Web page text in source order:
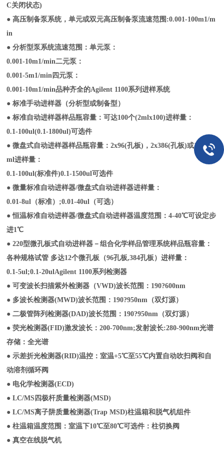
C关闭状态)
● 高压制备泵系统，单元或双元高压制备泵流速范围:0.001-100m1/m
in
●分析型泵系统流速范围：单元泵：
0.001-10m1/min二元泵：
0.001-5m1/min四元泵：
0.001-10m1/min品种齐全的Agilent 1100系列进样系统
● 标准手动进样器（分析型或制备型）
● 标准自动进样器样品瓶容量：可达100个(2mlx100)进样量：
0.1-100ul(0.1-1800ul)可选件
● 微盘式自动进样器样品瓶容量：2x96(孔板)，2x386(孔板)或100x2
ml进样量：
0.1-100ul(标准件)0.1-1500ul可选件
● 微量标准自动进样器/微盘式自动进样器进样量：
0.01-8ul（标准）;0.01-40ul（可选）
● 恒温标准自动进样器/微盘式自动进样器温度范围：4-40℃可设定步
进1℃
● 220型微孔板式自动进样器－组合化学样品管理系统样品瓶容量：
各种规格试管 多达12个微孔板（96孔板,384孔板）进样量：
0.1-5ul;0.1-20ulAgilent 1100系列检测器
● 可变波长扫描紫外检测器（VWD)波长范围：190?600nm
● 多波长检测器(MWD)波长范围：190?950nm（双灯源）
● 二极管阵列检测器(DAD)波长范围：190?950nm（双灯源）
● 荧光检测器(FID)激发波长：200-700nm;发射波长:280-900nm光谱
存储：全光谱
● 示差折光检测器(RID)温控：室温+5℃至55℃内置自动吹扫阀和自
动溶剂循环阀
● 电化学检测器(ECD)
● LC/MS四极杆质量检测器(MSD)
● LC/MS离子阱质量检测器(Trap MSD)柱温箱和脱气机组件
● 柱温箱温度范围：室温下10℃至80℃可选件：柱切换阀
● 真空在线脱气机